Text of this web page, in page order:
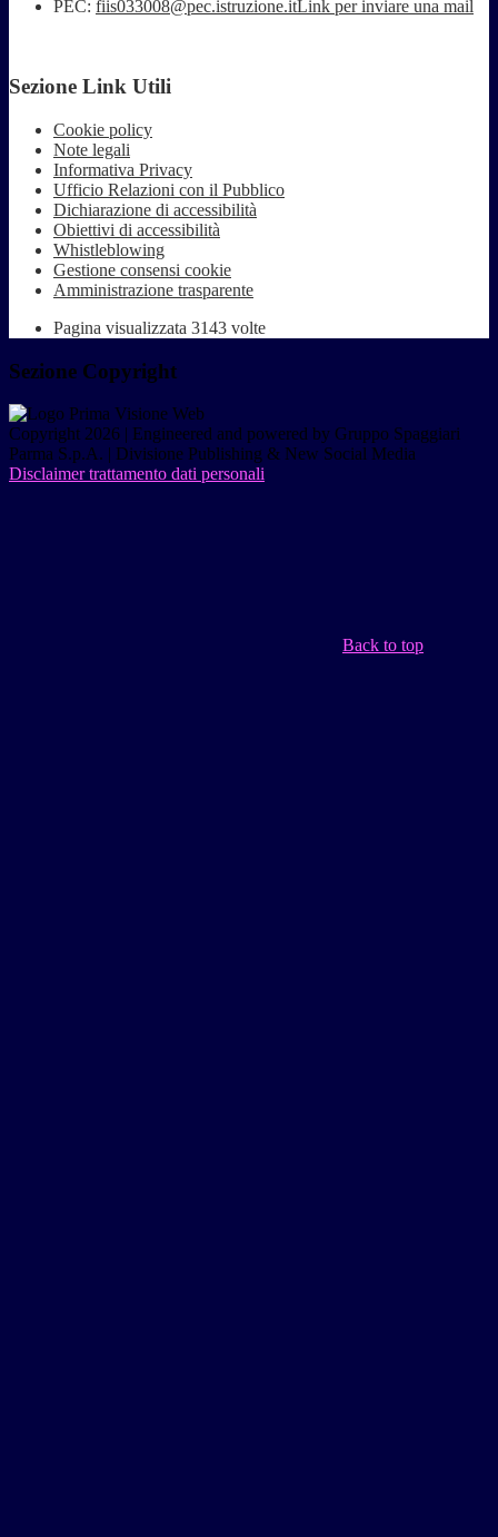
PEC: fiis033008@pec.istruzione.itLink per inviare una mail
Sezione Link Utili
Cookie policy
Note legali
Informativa Privacy
Ufficio Relazioni con il Pubblico
Dichiarazione di accessibilità
Obiettivi di accessibilità
Whistleblowing
Gestione consensi cookie
Amministrazione trasparente
Pagina visualizzata 3143 volte
Sezione Copyright
Copyright 2026 | Engineered and powered by Gruppo Spaggiari
Parma S.p.A. | Divisione Publishing & New Social Media
Disclaimer trattamento dati personali
Back to top